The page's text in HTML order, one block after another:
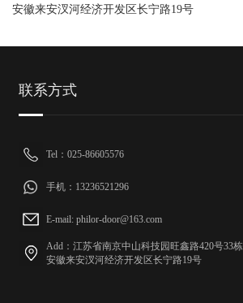
安徽来安汊河经济开发区长宁路19号
联系方式
Tel：025-86605576
手机：13236521296
E-mail: philor-door@163.com
Add：江苏省南京中山科技园旺鑫路420号33栋
安徽来安汊河经济开发区长宁路19号